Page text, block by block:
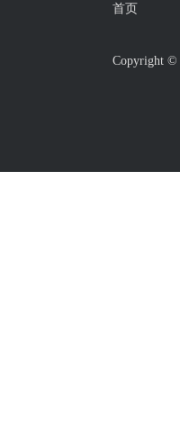
首页
Copyright ©